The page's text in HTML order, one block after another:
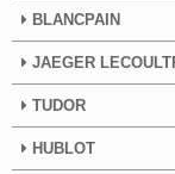
BLANCPAIN
JAEGER
TUDOR
HUBLOT